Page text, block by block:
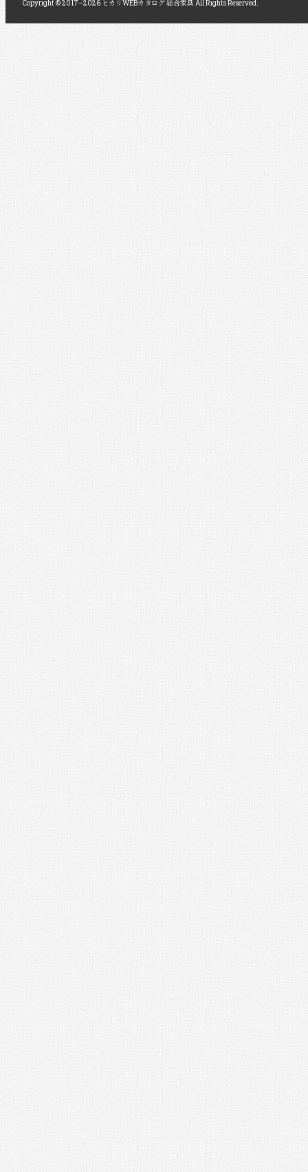
Copyright © 2017–2026 ヒカリWEBカタログ 総合家具 All Rights Reserved.